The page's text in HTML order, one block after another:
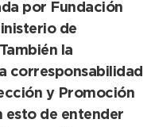
por Fundación
de
la
corresponsabilidad
y Promoción
esto de entender